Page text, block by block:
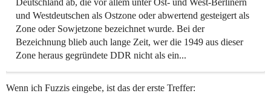
Deutschland ab, die vor allem unter Ost- und West-Berlinern
und Westdeutschen als Ostzone oder abwertend gesteigert als
Zone oder Sowjetzone bezeichnet wurde. Bei der
Bezeichnung blieb auch lange Zeit, wer die 1949 aus dieser
Zone heraus gegründete DDR nicht als ein...
Wenn ich Fuzzis eingebe, ist das der erste Treffer: